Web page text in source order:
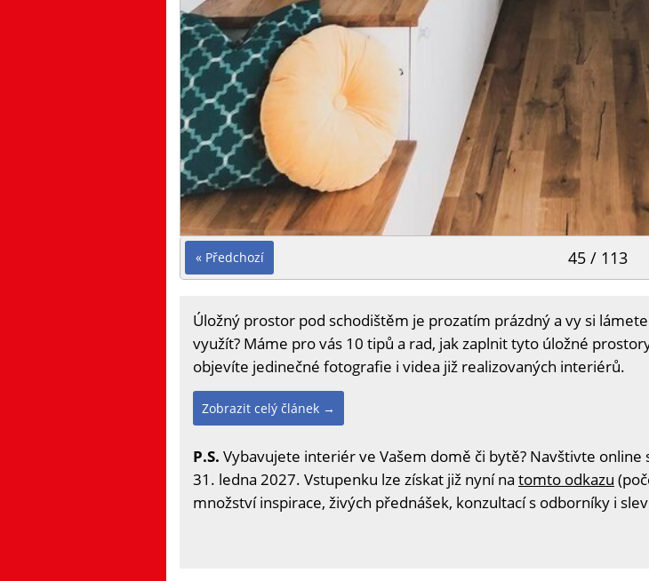
« Předchozí 45 / 113
Úložný prostor pod schodištěm je prozatím prázdný a vy si
využít? Máme pro vás 10 tipů a rad, jak zaplnit tyto úložné
objevíte jedinečné fotografie i videa již realizovaných interiérů.
Zobrazit celý článek →
P.S. Vybavujete interiér ve Vašem domě či bytě? Navštivte
31. ledna 2027. Vstupenku lze získat již nyní na tomto odkazu
množství inspirace, živých přednášek, konzultací s odborníky i